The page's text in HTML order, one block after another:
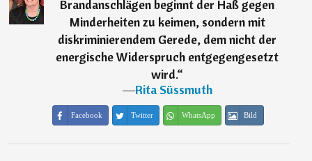
Brandanschlägen beginnt der Haß gegen
Minderheiten zu keimen, sondern mit
diskriminierendem Gerede, dem nicht der
energische Widerspruch entgegengesetzt
wird.“
―Rita Süssmuth
Facebook Twitter WhatsApp Bild